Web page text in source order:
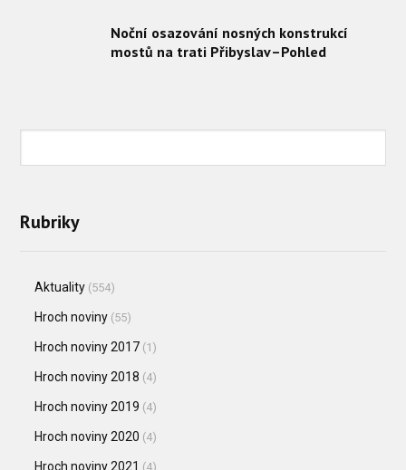
Noční osazování nosných konstrukcí
mostů na trati Přibyslav–Pohled
Rubriky
Aktuality (554)
Hroch noviny (55)
Hroch noviny 2017 (1)
Hroch noviny 2018 (4)
Hroch noviny 2019 (4)
Hroch noviny 2020 (4)
Hroch noviny 2021 (4)